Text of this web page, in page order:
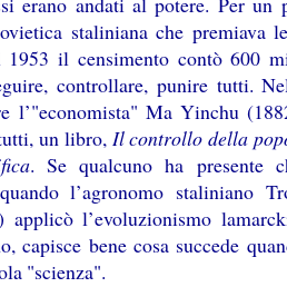
staliniana che premiava
1953 il censimento contò 600
controllare, punire tutti.
l’"economista" Ma Yinchu
un libro, Il controllo della
. Se qualcuno ha presente
l’agronomo staliniano
applicò l’evoluzionismo
capisce bene cosa succede
"scienza".